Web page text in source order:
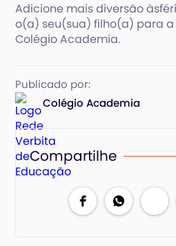
Adicione mais diversão
o(a) seu(sua) filho(a) para a
Colégio Academia.
Publicado por:
Colégio Academia
Compartilhe